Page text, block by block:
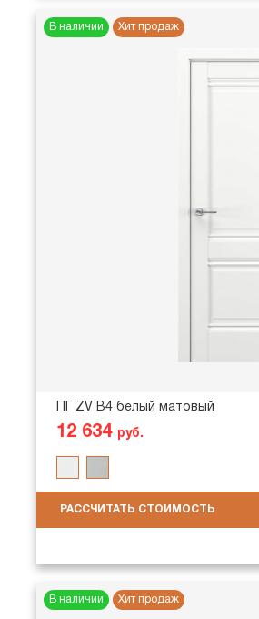
В наличии Хит продаж
ПГ ZV В4 белый матовый
12 634 руб.
РАССЧИТАТЬ СТОИМОСТЬ
В наличии Хит продаж